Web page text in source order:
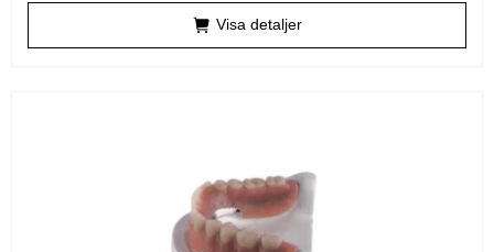
Visa detaljer